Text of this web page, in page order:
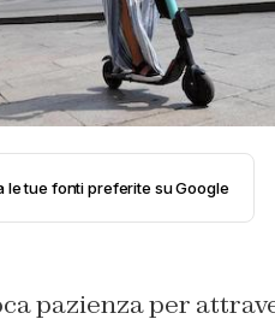
le tue fonti preferite su Google
pazienza per